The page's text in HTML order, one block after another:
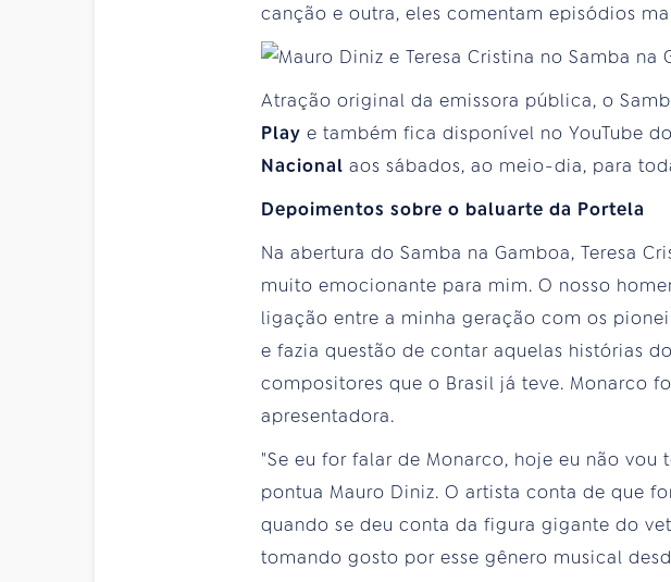
canção e outra, eles comentam episódios
Atração original da emissora pública, o
Play e também fica disponível no YouTube
Nacional aos sábados, ao meio-dia, para
Depoimentos sobre o baluarte da Portela
Na abertura do Samba na Gamboa, Teresa
muito emocionante para mim. O nosso
ligação entre a minha geração com os
e fazia questão de contar aquelas histórias
compositores que o Brasil já teve. Monarco
apresentadora.
"Se eu for falar de Monarco, hoje eu não
pontua Mauro Diniz. O artista conta de que
quando se deu conta da figura gigante do
tomando gosto por esse gênero musical